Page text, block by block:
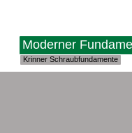
KG
Krinner Schraubfundamente
Moderner